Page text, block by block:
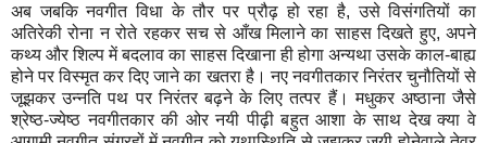
अब जबकि नवगीत विधा के तौर पर प्रौढ़ हो रहा है, उसे विसंगतियों का
अतिरेकी रोना न रोते रहकर सच से आँख मिलाने का साहस दिखते हुए, अपने
कथ्य और शिल्प में बदलाव का साहस दिखाना ही होगा अन्यथा उसके काल-बाह्य
होने पर विस्मृत कर दिए जाने का खतरा है। नए नवगीतकार निरंतर चुनौतियों से
जूझकर उन्नति पथ पर निरंतर बढ़ने के लिए तत्पर हैं। मधुकर अष्ठाना जैसे
श्रेष्ठ-ज्येष्ठ नवगीतकार की ओर नयी पीढ़ी बहुत आशा के साथ देख क्या वे